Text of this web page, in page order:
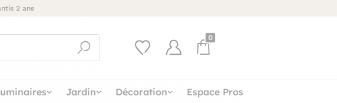
2 ans
0
Jardin Décoration Espace Pros